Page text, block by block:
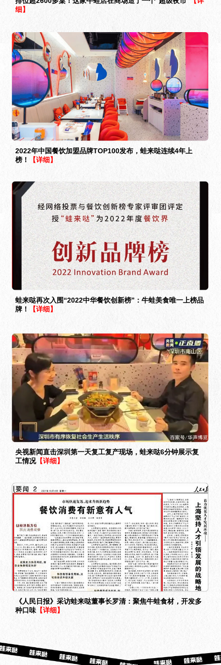
细】
2022年中国餐饮加盟品牌TOP100发布，蛙来哒连续4年上
榜！
【详细】
蛙来哒再次入围“2022中华餐饮创新榜”：牛蛙美食唯一上榜品
牌！
【详细】
央视新闻直击深圳第一天复工复产现场，蛙来哒6分钟展示复
工情况【详细】
《人民日报》采访蛙来哒董事长罗清：聚焦牛蛙食材，开发多
种口味 【详细】